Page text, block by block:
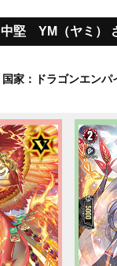
中堅 YM（ヤミ）
国家：ドラゴンエンパ